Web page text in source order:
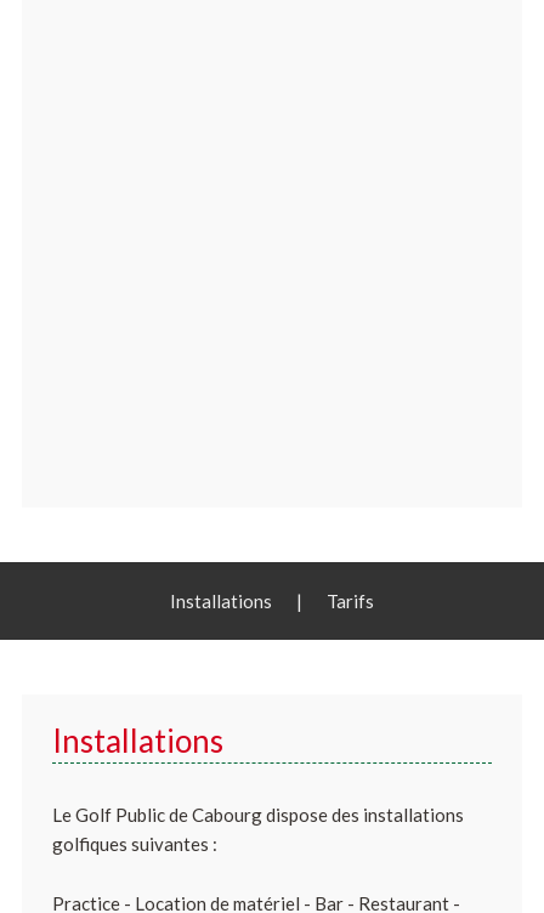
Installations | Tarifs
Installations
Le Golf Public de Cabourg dispose des installations
golfiques suivantes :
Practice - Location de matériel - Bar - Restaurant -